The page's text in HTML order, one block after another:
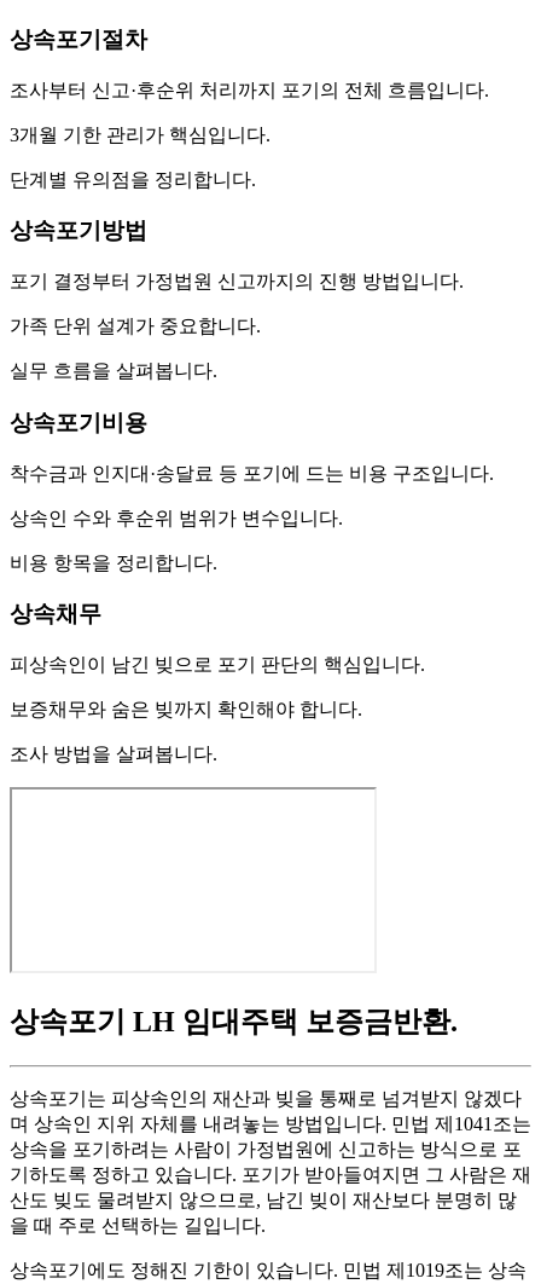
상속포기절차
조사부터 신고·후순위 처리까지 포기의 전체 흐름입니다.
3개월 기한 관리가 핵심입니다.
단계별 유의점을 정리합니다.
상속포기방법
포기 결정부터 가정법원 신고까지의 진행 방법입니다.
가족 단위 설계가 중요합니다.
실무 흐름을 살펴봅니다.
상속포기비용
착수금과 인지대·송달료 등 포기에 드는 비용 구조입니다.
상속인 수와 후순위 범위가 변수입니다.
비용 항목을 정리합니다.
상속채무
피상속인이 남긴 빚으로 포기 판단의 핵심입니다.
보증채무와 숨은 빚까지 확인해야 합니다.
조사 방법을 살펴봅니다.
상속포기 LH 임대주택 보증금반환.
상속포기는 피상속인의 재산과 빚을 통째로 넘겨받지 않겠다
며 상속인 지위 자체를 내려놓는 방법입니다. 민법 제1041조는
상속을 포기하려는 사람이 가정법원에 신고하는 방식으로 포
기하도록 정하고 있습니다. 포기가 받아들여지면 그 사람은 재
산도 빚도 물려받지 않으므로, 남긴 빚이 재산보다 분명히 많
을 때 주로 선택하는 길입니다.
상속포기에도 정해진 기한이 있습니다. 민법 제1019조는 상속